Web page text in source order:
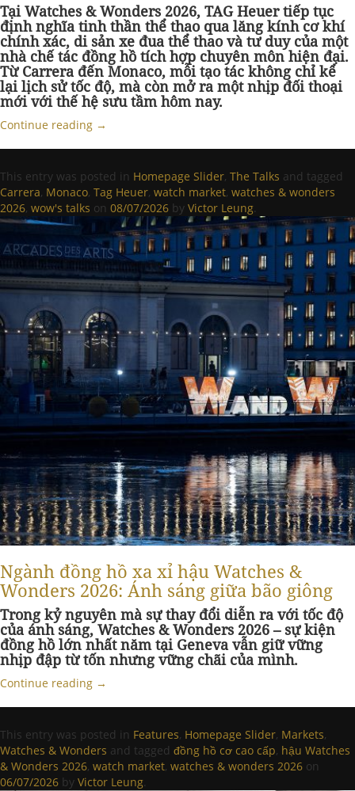
Tại Watches & Wonders 2026, TAG Heuer tiếp tục
định nghĩa tinh thần thể thao qua lăng kính cơ khí
chính xác, di sản xe đua thể thao và tư duy của một
nhà chế tác đồng hồ tích hợp chuyên môn hiện đại.
Từ Carrera đến Monaco, mỗi tạo tác không chỉ kể
lại lịch sử tốc độ, mà còn mở ra một nhịp đối thoại
mới với thế hệ sưu tầm hôm nay.
Continue reading →
This entry was posted in Homepage Slider, The Talks and tagged
Carrera, Monaco, Tag Heuer, watch market, watches & wonders
2026, wow's talks on 08/07/2026 by Victor Leung.
Ngành đồng hồ xa xỉ hậu Watches &
Wonders 2026: Ánh sáng giữa bão giông
Trong kỷ nguyên mà sự thay đổi diễn ra với tốc độ
của ánh sáng, Watches & Wonders 2026 – sự kiện
đồng hồ lớn nhất năm tại Geneva vẫn giữ vững
nhịp đập từ tốn nhưng vững chãi của mình.
Continue reading →
This entry was posted in Features, Homepage Slider, Markets,
Watches & Wonders and tagged đồng hồ cơ cao cấp, hậu Watches
& Wonders 2026, watch market, watches & wonders 2026 on
06/07/2026 by Victor Leung.